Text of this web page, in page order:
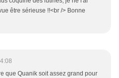
être sérieuse !!<br /> Bonne
que Quanik soit assez grand pour